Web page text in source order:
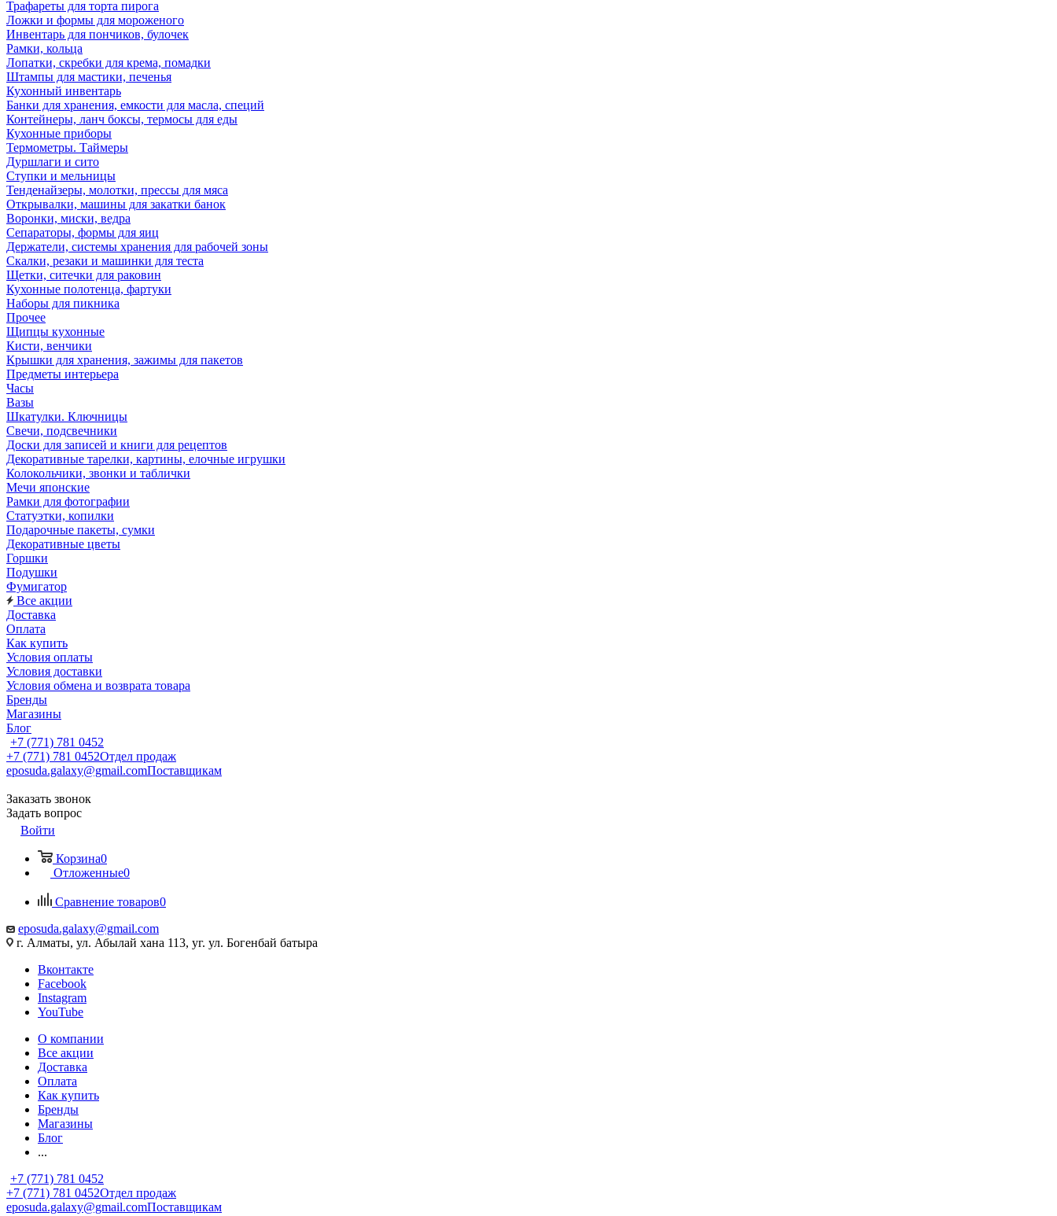
Трафареты для торта пирога
Ложки и формы для мороженого
Инвентарь для пончиков, булочек
Рамки, кольца
Лопатки, скребки для крема, помадки
Штампы для мастики, печенья
Кухонный инвентарь
Банки для хранения, емкости для масла, специй
Контейнеры, ланч боксы, термосы для еды
Кухонные приборы
Термометры. Таймеры
Дуршлаги и сито
Ступки и мельницы
Тенденайзеры, молотки, прессы для мяса
Открывалки, машины для закатки банок
Воронки, миски, ведра
Сепараторы, формы для яиц
Держатели, системы хранения для рабочей зоны
Скалки, резаки и машинки для теста
Щетки, ситечки для раковин
Кухонные полотенца, фартуки
Наборы для пикника
Прочее
Щипцы кухонные
Кисти, венчики
Крышки для хранения, зажимы для пакетов
Предметы интерьера
Часы
Вазы
Шкатулки. Ключницы
Свечи, подсвечники
Доски для записей и книги для рецептов
Декоративные тарелки, картины, елочные игрушки
Колокольчики, звонки и таблички
Мечи японские
Рамки для фотографии
Статуэтки, копилки
Подарочные пакеты, сумки
Декоративные цветы
Горшки
Подушки
Фумигатор
Все акции
Доставка
Оплата
Как купить
Условия оплаты
Условия доставки
Условия обмена и возврата товара
Бренды
Магазины
Блог
+7 (771) 781 0452
+7 (771) 781 0452Отдел продаж
eposuda.galaxy@gmail.comПоставщикам
Заказать звонок
Задать вопрос
Войти
Корзина0
Отложенные0
Сравнение товаров0
eposuda.galaxy@gmail.com
г. Алматы, ул. Абылай хана 113, уг. ул. Богенбай батыра
Вконтакте
Facebook
Instagram
YouTube
О компании
Все акции
Доставка
Оплата
Как купить
Бренды
Магазины
Блог
...
+7 (771) 781 0452
+7 (771) 781 0452Отдел продаж
eposuda.galaxy@gmail.comПоставщикам